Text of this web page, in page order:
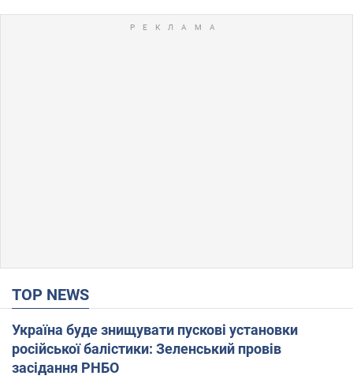
TOP NEWS
Україна буде знищувати пускові установки
російської балістики: Зеленський провів
засідання РНБО